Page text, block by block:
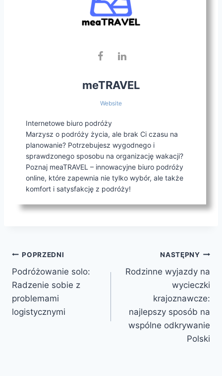
meTRAVEL
Website
Internetowe biuro podróży
Marzysz o podróży życia, ale brak Ci czasu na
planowanie? Potrzebujesz wygodnego i
sprawdzonego sposobu na organizację wakacji?
Poznaj meaTRAVEL – innowacyjne biuro podróży
online, które zapewnia nie tylko wybór, ale także
komfort i satysfakcję z podróży!
Nawigacja
wpisu
POPRZEDNI
Podróżowanie solo:
Radzenie sobie z
problemami
logistycznymi
NASTĘPNY
Rodzinne wyjazdy na
wycieczki
krajoznawcze:
najlepszy sposób na
wspólne odkrywanie
Polski